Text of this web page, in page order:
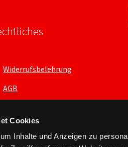
Cookies
Inhalte und Anzeigen zu
Widerrufsbelehrung
AGB